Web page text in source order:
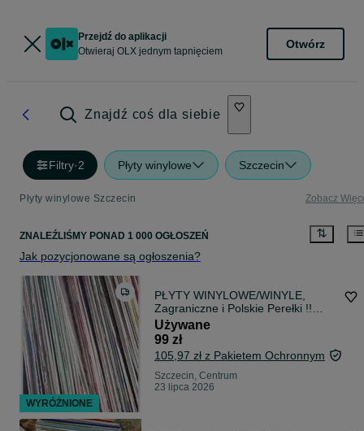
Przejdź do aplikacji
Otwieraj OLX jednym tapnięciem
Otwórz
Znajdź coś dla siebie
Filtry·2 Płyty winylowe Szczecin
Płyty winylowe Szczecin Zobacz
ZNALEŹLIŚMY PONAD 1 000 OGŁOSZEŃ
Jak pozycjonowane są ogłoszenia?
PŁYTY WINYLOWE/WINYLE,
Zagraniczne i Polskie Perełki !!
NOWA LISTA !!
Używane
99 zł
105,97 zł z Pakietem Ochronnym
Szczecin, Centrum
23 lipca 2026
WYRÓŻNIONE